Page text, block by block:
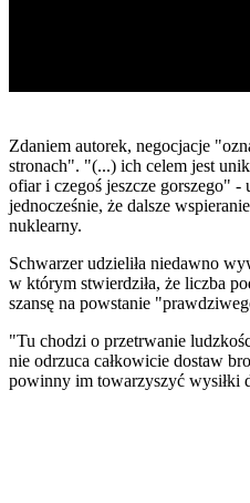
Zdaniem autorek, negocjacje
stronach". "(...) ich celem jest
ofiar i czegoś jeszcze gorszego"
jednocześnie, że dalsze
nuklearny.
Schwarzer udzieliła niedawno
w którym stwierdziła, że liczba
szansę na powstanie
"Tu chodzi o przetrwanie
nie odrzuca całkowicie dostaw
powinny im towarzyszyć wysiłki